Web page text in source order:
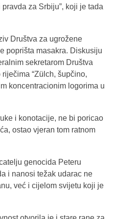
za Srbiju”, koji je tada
Društva za ugrožene
poprišta masakra. Diskusiju
sekretarom Društva
“Zülch, šupčino,
koncentracionim logorima u
i konotacije, ne bi poricao
ostao vjeran tom ratnom
genocida Peteru
i nanosi težak udarac ne
već i cijelom svijetu koji je